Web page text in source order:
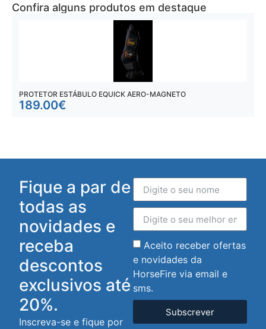
Confira alguns produtos em destaque
PROTETOR ESTÁBULO EQUICK AERO-MAGNETO
189.00€
Fique a par de
todas as
novidades e
receba
descontos
exclusivos até
20%.
Inscreva-se e fique por
Aceito receber ofertas
e novidades da
HorseFire via email e
sms.
Subscrever